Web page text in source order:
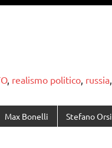
, realismo politico, russia,
Max Bonelli Stefano Orsi